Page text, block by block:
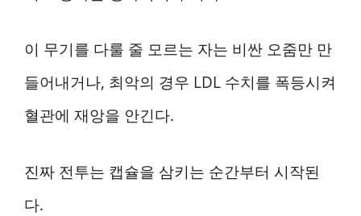
이 무기를 다룰 줄 모르는 자는 비싼 오줌만 만
들어내거나, 최악의 경우 LDL 수치를 폭등시켜
혈관에 재앙을 안긴다.
진짜 전투는 캡슐을 삼키는 순간부터 시작된
다.